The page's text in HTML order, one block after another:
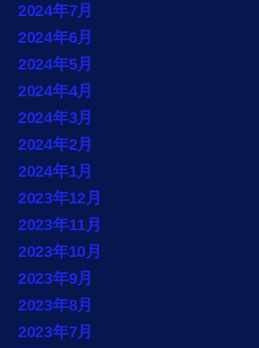
2024年7月
2024年6月
2024年5月
2024年4月
2024年3月
2024年2月
2024年1月
2023年12月
2023年11月
2023年10月
2023年9月
2023年8月
2023年7月